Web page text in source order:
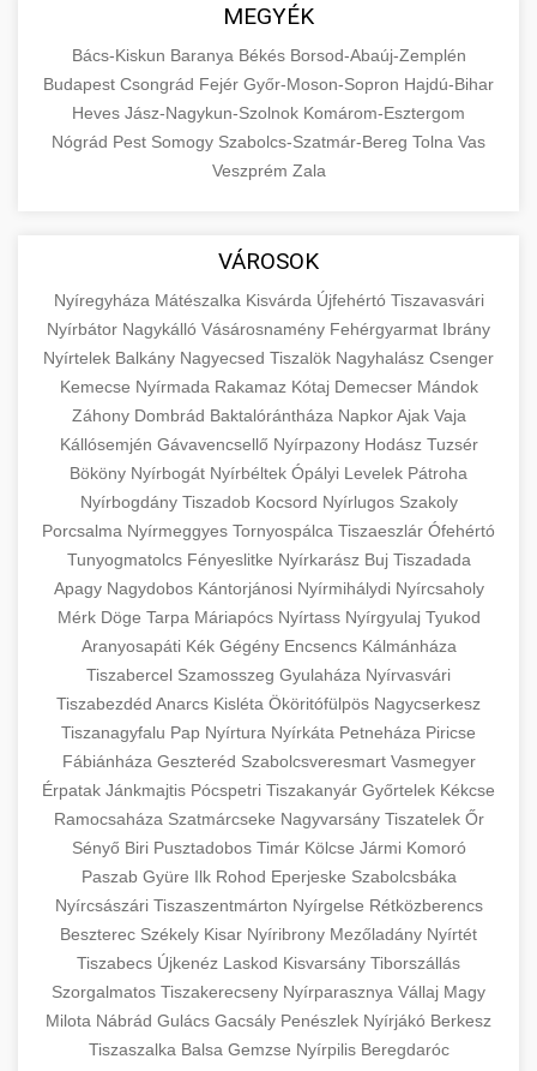
MEGYÉK
Bács-Kiskun Baranya Békés Borsod-Abaúj-Zemplén
Budapest Csongrád Fejér Győr-Moson-Sopron Hajdú-Bihar
Heves Jász-Nagykun-Szolnok Komárom-Esztergom
Nógrád Pest Somogy Szabolcs-Szatmár-Bereg Tolna Vas
Veszprém Zala
VÁROSOK
Nyíregyháza Mátészalka Kisvárda Újfehértó Tiszavasvári
Nyírbátor Nagykálló Vásárosnamény Fehérgyarmat Ibrány
Nyírtelek Balkány Nagyecsed Tiszalök Nagyhalász Csenger
Kemecse Nyírmada Rakamaz Kótaj Demecser Mándok
Záhony Dombrád Baktalórántháza NapkorAjak Vaja
Kállósemjén Gávavencsellő Nyírpazony Hodász Tuzsér
Bököny Nyírbogát Nyírbéltek Ópályi Levelek Pátroha
Nyírbogdány Tiszadob Kocsord Nyírlugos Szakoly
Porcsalma Nyírmeggyes Tornyospálca Tiszaeszlár Ófehértó
Tunyogmatolcs Fényeslitke Nyírkarász Buj Tiszadada
Apagy Nagydobos Kántorjánosi Nyírmihálydi Nyírcsaholy
Mérk Döge Tarpa Máriapócs Nyírtass Nyírgyulaj Tyukod
Aranyosapáti Kék Gégény Encsencs Kálmánháza
Tiszabercel Szamosszeg Gyulaháza Nyírvasvári
Tiszabezdéd Anarcs Kisléta Ököritófülpös Nagycserkesz
Tiszanagyfalu Pap Nyírtura Nyírkáta Petneháza Piricse
Fábiánháza Geszteréd Szabolcsveresmart Vasmegyer
Érpatak Jánkmajtis Pócspetri Tiszakanyár Győrtelek Kékcse
Ramocsaháza Szatmárcseke Nagyvarsány Tiszatelek Őr
Sényő Biri Pusztadobos Timár Kölcse Jármi Komoró
Paszab Gyüre Ilk Rohod Eperjeske Szabolcsbáka
Nyírcsászári Tiszaszentmárton Nyírgelse Rétközberencs
Beszterec Székely Kisar Nyíribrony Mezőladány Nyírtét
Tiszabecs Újkenéz Laskod Kisvarsány Tiborszállás
Szorgalmatos Tiszakerecseny Nyírparasznya Vállaj Magy
Milota Nábrád Gulács Gacsály Penészlek Nyírjákó Berkesz
Tiszaszalka Balsa Gemzse Nyírpilis Beregdaróc